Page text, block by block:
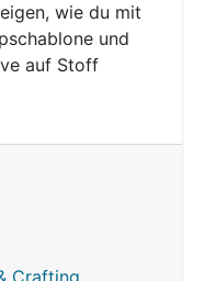
wie du mit
und
auf Stoff
Crafting,